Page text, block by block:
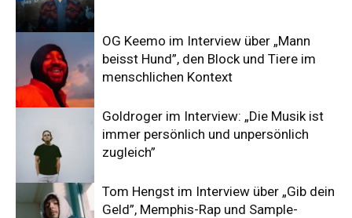
OG Keemo im Interview über „Mann
beisst Hund”, den Block und Tiere im
menschlichen Kontext
Goldroger im Interview: „Die Musik ist
immer persönlich und unpersönlich
zugleich”
Tom Hengst im Interview über „Gib dein
Geld”, Memphis-Rap und Sample-